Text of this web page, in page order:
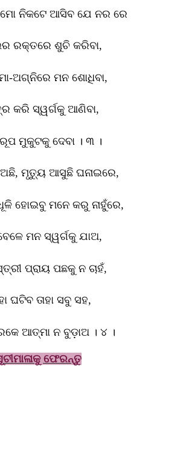
ମୋ ନିକଟେ ଆସିବ ଯେ ନର ରେ
ରକ୍ତରେ ଶୁଚି କରିବା,
ଅଗ୍ନିରେ ମନ ଶୋଧିବା,
କରି ସ୍ୱର୍ଗକୁ ଆଣିବା,
ମୁକୁଟକୁ ଦେବା । ୩ ।
, ମୃତ୍ୟୁ ଆସୁଛି ଘନାଇରେ,
ହୋଇବୁ ମନେ କରୁ ନାହୁଁରେ,
ମନ ସ୍ୱର୍ଗକୁ ଯାଅ,
ପ୍ରାୟ ପଛକୁ ନ ଚାହଁ,
ଘଟିବ ତାହା ସବୁ ସହ,
ଆତ୍ମା ନ ବୁଡ଼ାଅ । ୪ ।
ଚୀମାଳାକୁ ଫେରନ୍ତୁ